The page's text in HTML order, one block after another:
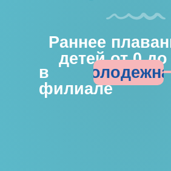
Раннее
детей от 0 до
в
филиале